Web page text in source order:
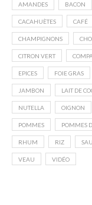
AMANDES BACON
CACAHUÈTES CAFÉ
CHAMPIGNONS
CITRON VERT
EPICES FOIE GRAS
JAMBON LAIT DE
NUTELLA OIGNON
POMMES POMMES
RHUM RIZ
VEAU VIDÉO